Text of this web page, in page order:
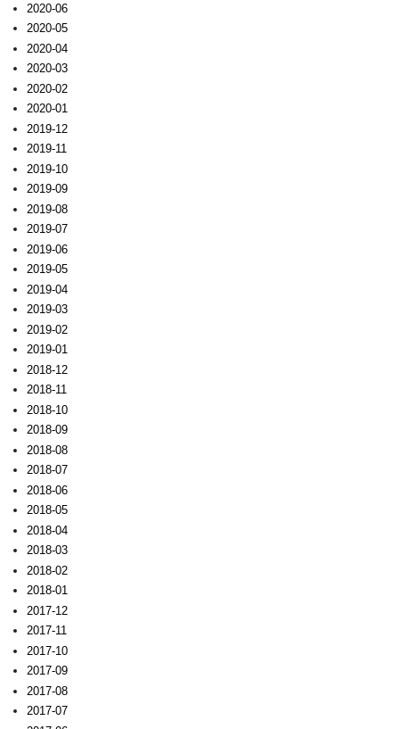
2020-06
2020-05
2020-04
2020-03
2020-02
2020-01
2019-12
2019-11
2019-10
2019-09
2019-08
2019-07
2019-06
2019-05
2019-04
2019-03
2019-02
2019-01
2018-12
2018-11
2018-10
2018-09
2018-08
2018-07
2018-06
2018-05
2018-04
2018-03
2018-02
2018-01
2017-12
2017-11
2017-10
2017-09
2017-08
2017-07